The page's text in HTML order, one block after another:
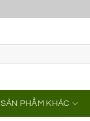
SẢN PHẨM KHÁC